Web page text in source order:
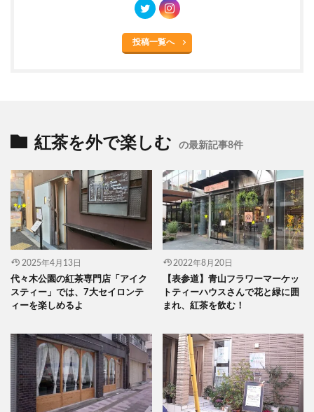
投稿一覧へ
紅茶を外で楽しむ の最新記事8件
2025年4月13日
代々木公園の紅茶専門店「アイク
スティー」では、7大セイロンテ
ィーを楽しめるよ
2022年8月20日
【表参道】青山フラワーマーケッ
トティーハウスさんで花と緑に囲
まれ、紅茶を飲む！